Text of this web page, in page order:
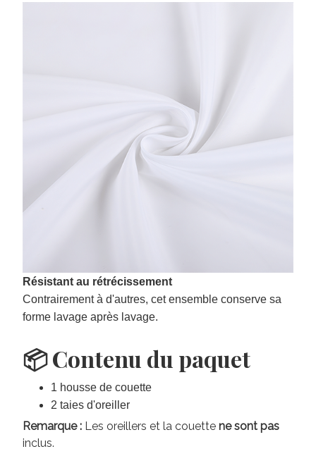
Résistant au rétrécissement
Contrairement à d'autres, cet ensemble conserve sa
forme lavage après lavage.
📦 Contenu du paquet
1 housse de couette
2 taies d'oreiller
Remarque : Les oreillers et la couette ne sont pas
inclus.